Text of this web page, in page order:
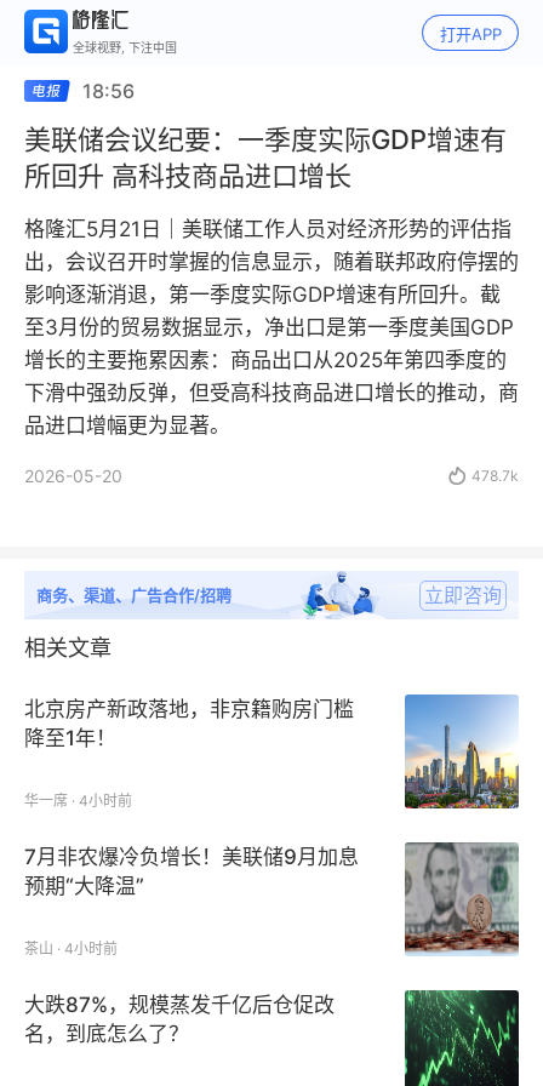
全球视野, 下注中国
打开APP
18:56
美联储会议纪要：一季度实际GDP增速有
所回升 高科技商品进口增长
格隆汇5月21日｜美联储工作人员对经济形势的评估指
出，会议召开时掌握的信息显示，随着联邦政府停摆的
影响逐渐消退，第一季度实际GDP增速有所回升。截
至3月份的贸易数据显示，净出口是第一季度美国GDP
增长的主要拖累因素：商品出口从2025年第四季度的
下滑中强劲反弹，但受高科技商品进口增长的推动，商
品进口增幅更为显著。
2026-05-20  478.7k
商务、渠道、广告合作/招聘 立即咨询
相关文章
北京房产新政落地，非京籍购房门槛
降至1年！
华一席 · 4小时前
7月非农爆冷负增长！美联储9月加息
预期“大降温”
茶山 · 4小时前
大跌87%，规模蒸发千亿后仓促改
名，到底怎么了？